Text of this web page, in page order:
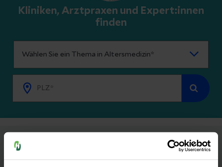
Kliniken, Arztpraxen und Expert:innen
finden
Behandlung & Therapie